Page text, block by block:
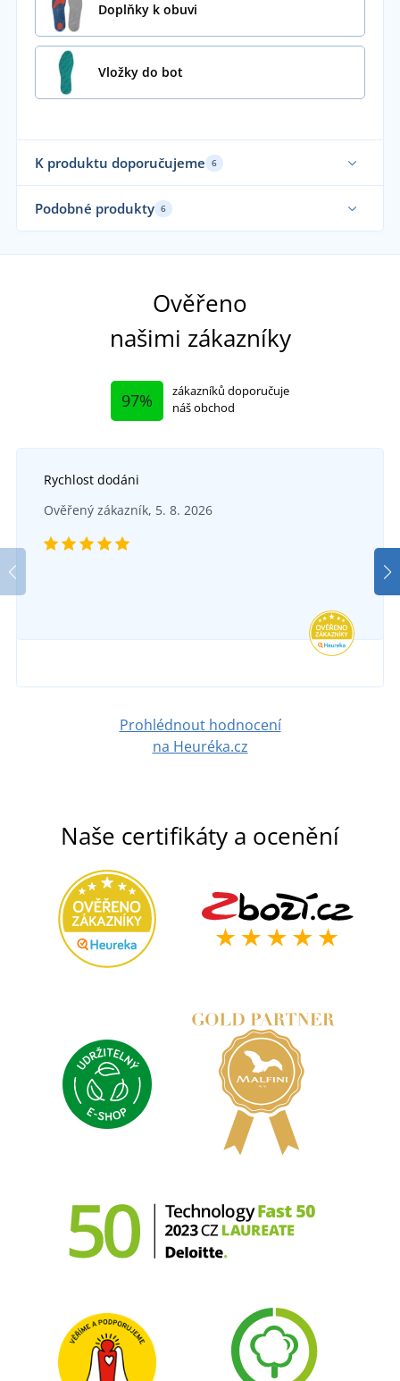
Doplňky k obuvi
Vložky do bot
K produktu doporučujeme 6
Farmářky s kožíškem GRAND WINTER
Podobné produkty 6
Ověřeno
našimi zákazníky
97%
zákazníků doporučuje
náš obchod
Rychlost dodáni
Ověřený zákazník, 5. 8. 2026
Prohlédnout hodnocení
na Heuréka.cz
Naše certifikáty a ocenění